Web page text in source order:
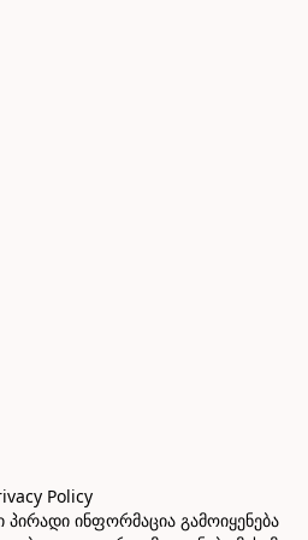
Policy
ინფორმაცია გამოიყენება